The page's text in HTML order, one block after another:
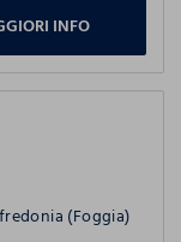
INFO
(Foggia)